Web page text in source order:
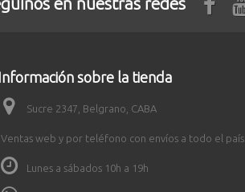
sobre la tienda
Sucre 2347, Belgrano, CABA
Ventas web y por teléfono con envíos a todo el país.
Lunes a sábados 10h a 19h